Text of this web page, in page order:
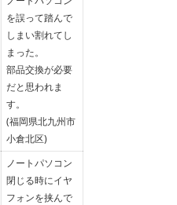
を誤って踏んで
しまい割れてし
まった。
部品交換が必要
だと思われま
す。
(福岡県北九州市
小倉北区)
ノートパソコン
閉じる時にイヤ
フォンを挟んで